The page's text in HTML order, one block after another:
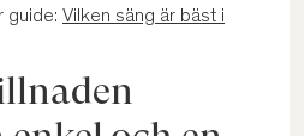
guide: Vilken säng är bäst i